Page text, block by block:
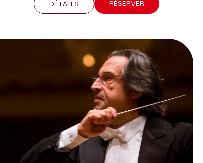
DÉTAILS RÉSERVER